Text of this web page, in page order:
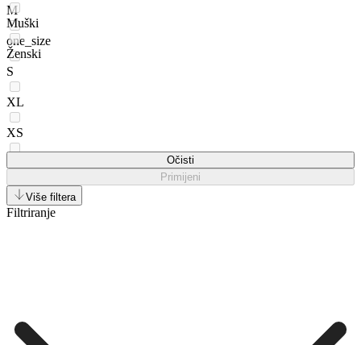
M
one_size
S
XL
XS
XXL
Muški
Ženski
Očisti
Primijeni
Više filtera
Filtriranje